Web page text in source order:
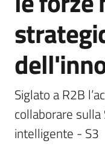
Opportunità
Progetti
e
attività
Siglato a R2B
collaborare
intelligente - S3